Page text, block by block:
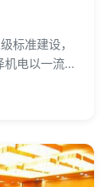
标准建设，
电以一流的